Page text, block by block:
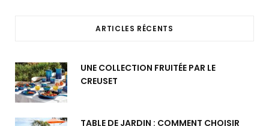
ARTICLES RÉCENTS
UNE COLLECTION FRUITÉE PAR LE
CREUSET
TABLE DE JARDIN : COMMENT CHOISIR